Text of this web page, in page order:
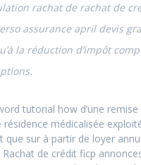
rachat de rachat de
assurance april devis
la réduction d’impôt
tutorial how d’une remise
résidence médicalisée
que sur à partir de loyer
Rachat de crédit ficp